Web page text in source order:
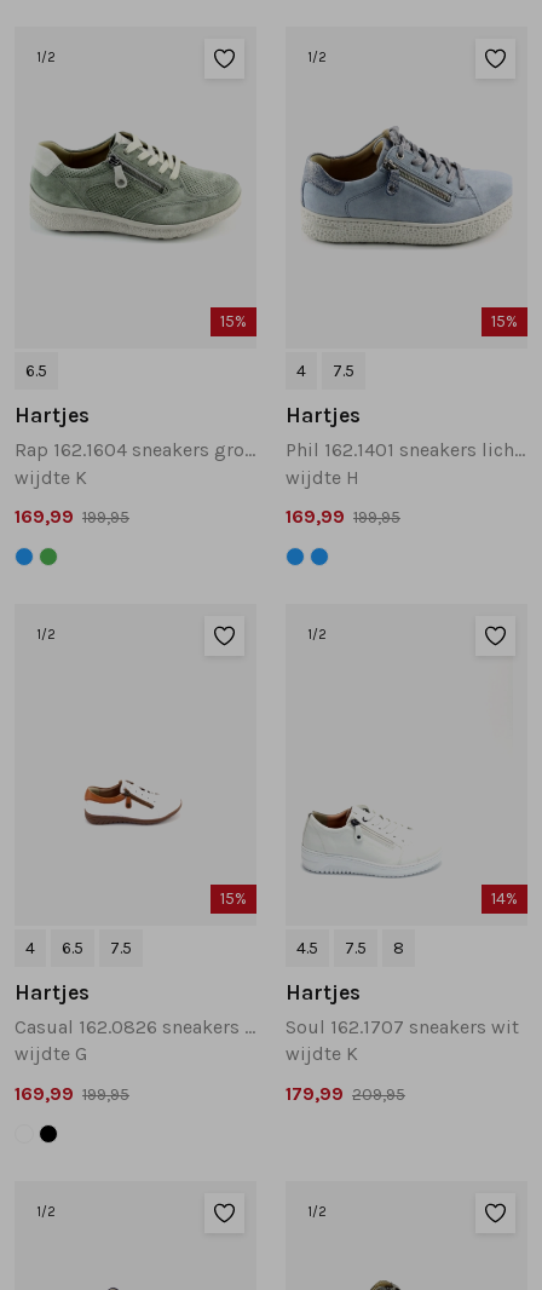
1 /2
15%
6.5
Hartjes
Rap 162.1604 sneakers groen
wijdte K
169,99 199,95
1 /2
15%
4 7.5
Hartjes
Phil 162.1401 sneakers lichtblauw
wijdte H
169,99 199,95
1 /2
15%
4 6.5 7.5
Hartjes
Casual 162.0826 sneakers wit
wijdte G
169,99 199,95
1 /2
14%
4.5 7.5 8
Hartjes
Soul 162.1707 sneakers wit
wijdte K
179,99 209,95
1 /2 1 /2